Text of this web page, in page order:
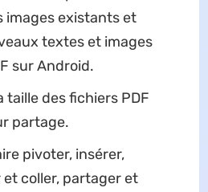
images existants et
textes et images
sur Android.
taille des fichiers PDF
partage.
pivoter, insérer,
coller, partager et